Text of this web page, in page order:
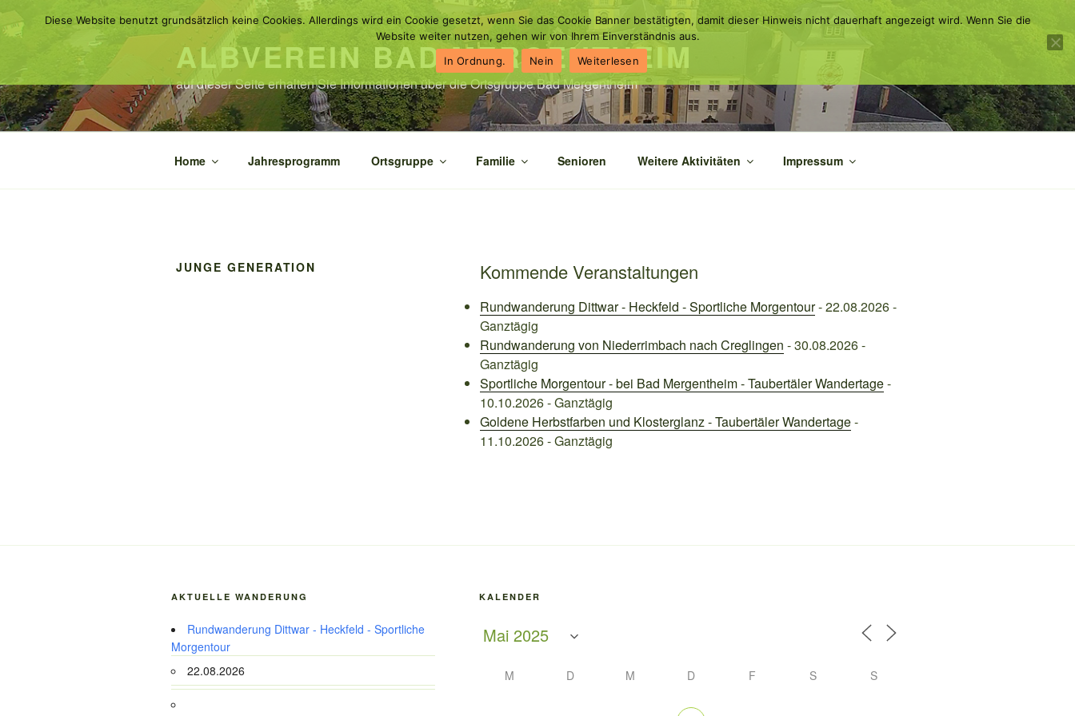
Zum
Inhalt
ALBVEREIN BAD MERGENTHEIM
auf dieser Seite erhalten Sie Informationen über die Ortsgruppe Bad Mergentheim
Home Jahresprogramm Ortsgruppe Familie Senioren Weitere Aktivitäten Impressum
JUNGE GENERATION Kommende Veranstaltungen
Rundwanderung Dittwar - Heckfeld - Sportliche Morgentour- 22.08.2026 -
Ganztägig
Rundwanderung von Niederrimbach nach Creglingen - 30.08.2026 -
Ganztägig
Sportliche Morgentour - bei Bad Mergentheim - Taubertäler Wandertage-
10.10.2026 - Ganztägig
Goldene Herbstfarben und Klosterglanz - Taubertäler Wandertage-
11.10.2026 - Ganztägig
AKTUELLE WANDERUNG
Rundwanderung Dittwar - Heckfeld - Sportliche
Morgentour
22.08.2026
KALENDER
M D M D F S S
Diese Website benutzt grundsätzlich keine Cookies. Allerdings wird ein Cookie gesetzt, wenn Sie das Cookie Banner bestätigten, damit dieser Hinweis nicht dauerhaft angezeigt wird. Wenn Sie die
Website weiter nutzen, gehen wir von Ihrem Einverständnis aus.
In Ordnung.
Nein Weiterlesen